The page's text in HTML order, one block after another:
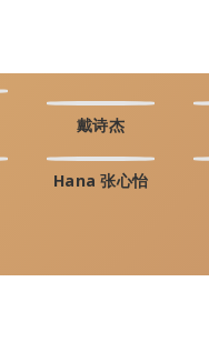
戴诗杰
Hana 张心怡